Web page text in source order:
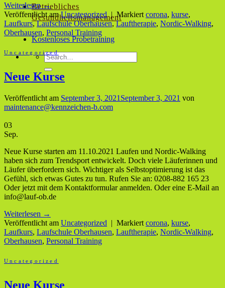
Betriebliches
Gesundheitsmanagement
Kostenloses Probetraining
Weiterlesen→
Veröffentlicht amUncategorized | Markiert corona, kurse,
Laufkurs,Laufschule Oberhausen,Lauftherapie, Nordic-Walking,
Oberhausen, Personal Training
Uncategorized
Neue Kurse
Veröffentlicht am September 3, 2021 September 3, 2021 von
maintenance@kennzeichen-b.com
03
Sep.
Neue Kurse starten am 11.10.2021 Laufen und Nordic-Walking
haben sich zum Trendsport entwickelt. Doch viele Läuferinnen und
Läufer überfordern sich. Wichtiger als Selbstoptimierung ist das
Gefühl, sich etwas Gutes zu tun. Rufen Sie an: 0208-882 165 23
Oder jetzt mit dem Kontaktformular anmelden. Oder eine E-Mail an
info@lauf-ob.de
Weiterlesen →
Veröffentlicht am Uncategorized | Markiert corona, kurse,
Laufkurs, Laufschule Oberhausen, Lauftherapie, Nordic-Walking,
Oberhausen, Personal Training
Uncategorized
Neue Kurse